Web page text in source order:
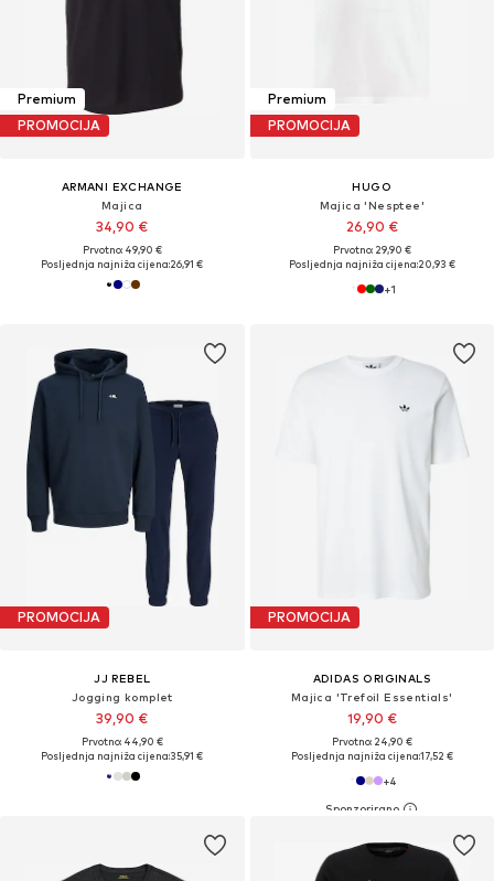
Premium
PROMOCIJA
ARMANI EXCHANGE
Majica
34,90 €
Prvotno: 49,90 €
Posljednja najniža cijena:26,91 €
Premium
PROMOCIJA
HUGO
Majica 'Nesptee'
26,90 €
Prvotno: 29,90 €
Posljednja najniža cijena:20,93 €
+1
PROMOCIJA
JJ REBEL
Jogging komplet
39,90 €
Prvotno: 44,90 €
Posljednja najniža cijena:35,91 €
PROMOCIJA
ADIDAS ORIGINALS
Majica 'Trefoil Essentials'
19,90 €
Prvotno: 24,90 €
Posljednja najniža cijena:17,52 €
+4